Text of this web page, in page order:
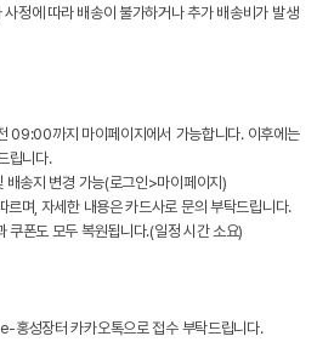
정에 따라 배송이 불가하거나 추가 배송비가 발생
09:00까지 마이페이지에서 가능합니다. 이후에는
립니다.
송지 변경 가능(로그인>마이페이지)
며, 자세한 내용은 카드사로 문의 부탁드립니다.
쿠폰도 모두 복원됩니다.(일정 시간 소요)
홍성장터 카카오톡으로 접수 부탁드립니다.